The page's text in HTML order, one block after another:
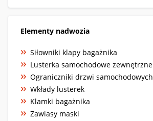
Elementy nadwozia
Siłowniki klapy bagażnika
Lusterka samochodowe zewnętrzne
Ograniczniki drzwi samochodowych
Wkłady lusterek
Klamki bagażnika
Zawiasy maski